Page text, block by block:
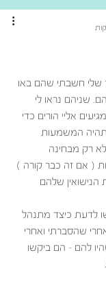
שלי חשבתי שהם באו
שניהם נראו לי
.לא אחת מגיעים אליי הורים כדי
תהיה המשמעות
רק מבחינה
( אם זה כבר קורה )
הנישואין שלהם
לדעת כיצד מתנהל
שהסברתי ואחרי
להם – הם ביקשו